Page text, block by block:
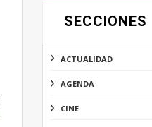
SECCIONES
ACTUALIDAD
AGENDA
CINE